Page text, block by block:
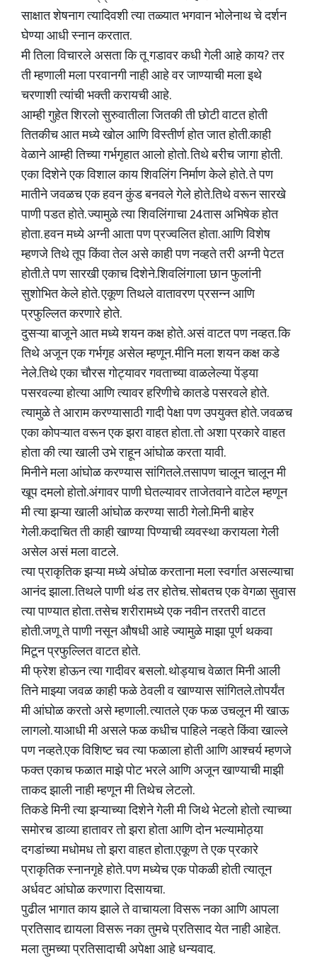
साक्षात शेषनाग त्यादिवशी त्या तळ्यात भगवान भोलेनाथ चे दर्शन
घेण्या आधी स्नान करतात.
मी तिला विचारले असता कि तू गडावर कधी गेली आहे काय? तर
ती म्हणाली मला परवानगी नाही आहे वर जाण्याची मला इथे
चरणाशी त्यांची भक्ती करायची आहे.
आम्ही गुहेत शिरलो सुरुवातीला जितकी ती छोटी वाटत होती
तितकीच आत मध्ये खोल आणि विस्तीर्ण होत जात होती.काही
वेळाने आम्ही तिच्या गर्भगृहात आलो होतो. तिथे बरीच जागा होती.
एका दिशेने एक विशाल काय शिवलिंग निर्माण केले होते. ते पण
मातीने जवळच एक हवन कुंड बनवले गेले होते.तिथे वरून सारखे
पाणी पडत होते. ज्यामुळे त्या शिवलिंगाचा 24तास अभिषेक होत
होता. हवन मध्ये अग्नी आता पण प्रज्वलित होता. आणि विशेष
म्हणजे तिथे तूप किंवा तेल असे काही पण नव्हते तरी अग्नी पेटत
होती.ते पण सारखी एकाच दिशेने.शिवलिंगाला छान फुलांनी
सुशोभित केले होते. एकूण तिथले वातावरण प्रसन्न आणि
प्रफुल्लित करणारे होते.
दुसऱ्या बाजूने आत मध्ये शयन कक्ष होते. असं वाटत पण नव्हत. कि
तिथे अजून एक गर्भगृह असेल म्हणून. मीनि मला शयन कक्ष कडे
नेले.तिथे एका चौरस गोट्यावर गवताच्या वाळलेल्या पेंड्या
पसरवल्या होत्या आणि त्यावर हरिणीचे कातडे पसरवले होते.
त्यामुळे ते आराम करण्यासाठी गादी पेक्षा पण उपयुक्त होते. जवळच
एका कोपऱ्यात वरून एक झरा वाहत होता. तो अशा प्रकारे वाहत
होता की त्या खाली उभे राहून आंघोळ करता यावी.
मिनीने मला आंघोळ करण्यास सांगितले.तसापण चालून चालून मी
खूप दमलो होतो.अंगावर पाणी घेतल्यावर ताजेतवाने वाटेल म्हणून
मी त्या झऱ्या खाली आंघोळ करण्या साठी गेलो.मिनी बाहेर
गेली.कदाचित ती काही खाण्या पिण्याची व्यवस्था करायला गेली
असेल असं मला वाटले.
त्या प्राकृतिक झऱ्या मध्ये अंघोळ करताना मला स्वर्गात असल्याचा
आनंद झाला. तिथले पाणी थंड तर होतेच. सोबतच एक वेगळा सुवास
त्या पाण्यात होता. तसेच शरीरामध्ये एक नवीन तरतरी वाटत
होती.जणू ते पाणी नसून औषधी आहे ज्यामुळे माझा पूर्ण थकवा
मिटून प्रफुल्लित वाटत होते.
मी फ्रेश होऊन त्या गादीवर बसलो. थोड्याच वेळात मिनी आली
तिने माझ्या जवळ काही फळे ठेवली व खाण्यास सांगितले.तोपर्यंत
मी आंघोळ करतो असे म्हणाली. त्यातले एक फळ उचलून मी खाऊ
लागलो. याआधी मी असले फळ कधीच पाहिले नव्हते किंवा खाल्ले
पण नव्हते.एक विशिष्ट चव त्या फळाला होती आणि आश्चर्य म्हणजे
फक्त एकाच फळात माझे पोट भरले आणि अजून खाण्याची माझी
ताकद झाली नाही म्हणून मी तिथेच लेटलो.
तिकडे मिनी त्या झऱ्याच्या दिशेने गेली मी जिथे भेटलो होतो त्याच्या
समोरच डाव्या हातावर तो झरा होता आणि दोन भल्यामोठ्या
दगडांच्या मधोमध तो झरा वाहत होता.एकूण ते एक प्रकारे
प्राकृतिक स्नानगृहे होते. पण मध्येच एक पोकळी होती त्यातून
अर्धवट आंघोळ करणारा दिसायचा.
पुढील भागात काय झाले ते वाचायला विसरू नका आणि आपला
प्रतिसाद द्यायला विसरू नका तुमचे प्रतिसाद येत नाही आहेत.
मला तुमच्या प्रतिसादाची अपेक्षा आहे धन्यवाद.